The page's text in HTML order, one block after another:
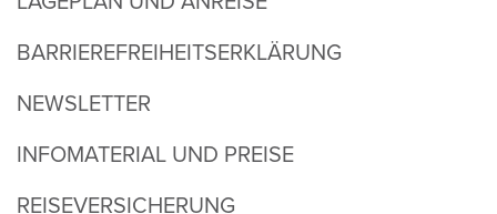
BARRIEREFREIHEITSERKLÄRUNG
NEWSLETTER
INFOMATERIAL UND PREISE
REISEVERSICHERUNG